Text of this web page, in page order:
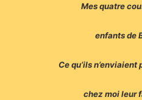
Mes quatre
enfants de
Ce qu’ils
chez moi leur